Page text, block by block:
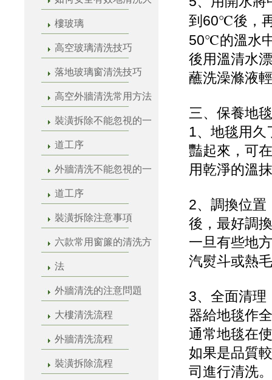
樓玻璃
高空玻璃清洗技巧
落地玻璃窗清洗技巧
高空外牆清洗常用方法
裝潢拆除不能忽視的一
道工序
外牆清洗不能忽視的一
道工序
裝潢拆除注意事項
六款常用窗簾的清洗方
法
外牆清洗的注意問題
大樓清洗流程
外牆清洗流程
裝潢拆除流程
到60℃後，
50℃的溫水
後用溫清水
蘸洗澡滌液
三、保養地
1、地毯用久
豔起來，可
用乾淨的溫
2、調換位置
後，最好調
一旦有些地
汽熨斗或熱
3、全面清理
器給地毯作
通常地毯在
如果是品質
司進行清洗。